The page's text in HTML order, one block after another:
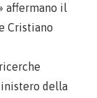
il
Cristiano
della